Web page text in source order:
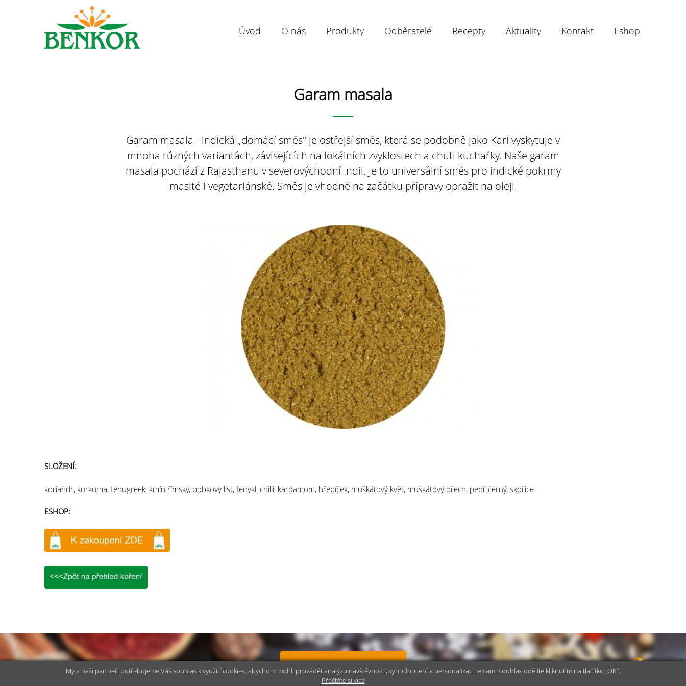
Úvod O nás Produkty Odběratelé Recepty Aktuality Kontakt Eshop
Garam masala
Garam masala - indická „domácí směs" je ostřejší směs, která se podobně jako Kari vyskytuje v
mnoha různých variantách, závisejících na lokálních zvyklostech a chuti kuchařky. Naše garam
masala pochází z Rajasthanu v severovýchodní Indii. Je to universální směs pro indické pokrmy
masité i vegetariánské. Směs je vhodné na začátku přípravy opražit na oleji.
SLOŽENÍ:
koriandr, kurkuma, fenugreek, kmín římský, bobkový list, fenykl, chilli, kardamom, hřebíček, muškátový květ, muškátový ořech, pepř černý, skořice.
ESHOP:
Kontaktujte nás
My a naši partneři potřebujeme Váš souhlas k využití cookies, abychom mohli provádět analýzu návštěvnosti, vyhodnocení a personalizaci reklam. Souhlas udělíte kliknutím na tlačítko „OK“.
Přečtěte si více